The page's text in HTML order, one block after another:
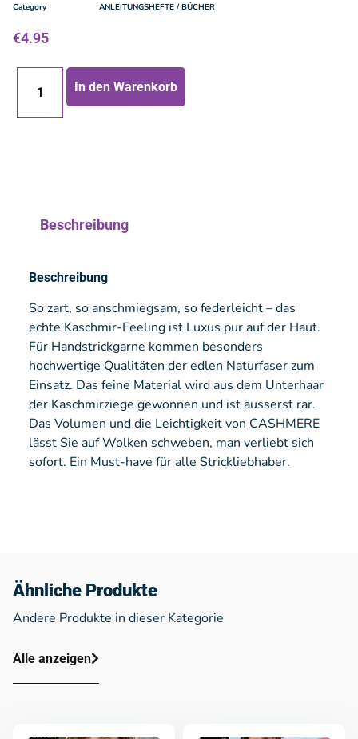
Category ANLEITUNGSHEFTE / BÜCHER
€4.95
In den Warenkorb
Beschreibung
Beschreibung
So zart, so anschmiegsam, so federleicht – das
echte Kaschmir-Feeling ist Luxus pur auf der Haut.
Für Handstrickgarne kommen besonders
hochwertige Qualitäten der edlen Naturfaser zum
Einsatz. Das feine Material wird aus dem Unterhaar
der Kaschmirziege gewonnen und ist äusserst rar.
Das Volumen und die Leichtigkeit von CASHMERE
lässt Sie auf Wolken schweben, man verliebt sich
sofort. Ein Must-have für alle Strickliebhaber.
Ähnliche Produkte
Andere Produkte in dieser Kategorie
Alle anzeigen